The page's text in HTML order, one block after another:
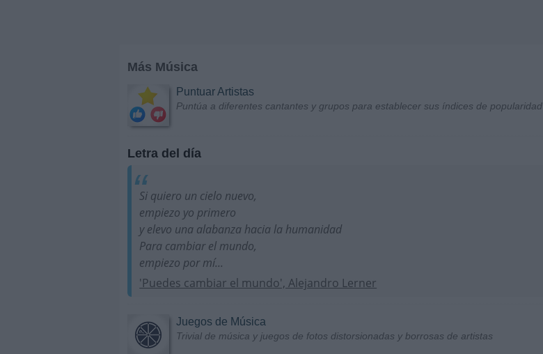
Más Música
Puntuar Artistas
Puntúa a diferentes cantantes y grupos para establecer sus índices de popularidad
Letra del día
Si quiero un cielo nuevo,
empiezo yo primero
y elevo una alabanza hacia la humanidad
Para cambiar el mundo,
empiezo por mí...
'Puedes cambiar el mundo', Alejandro Lerner
Juegos de Música
Trivial de música y juegos de fotos distorsionadas y borrosas de artistas